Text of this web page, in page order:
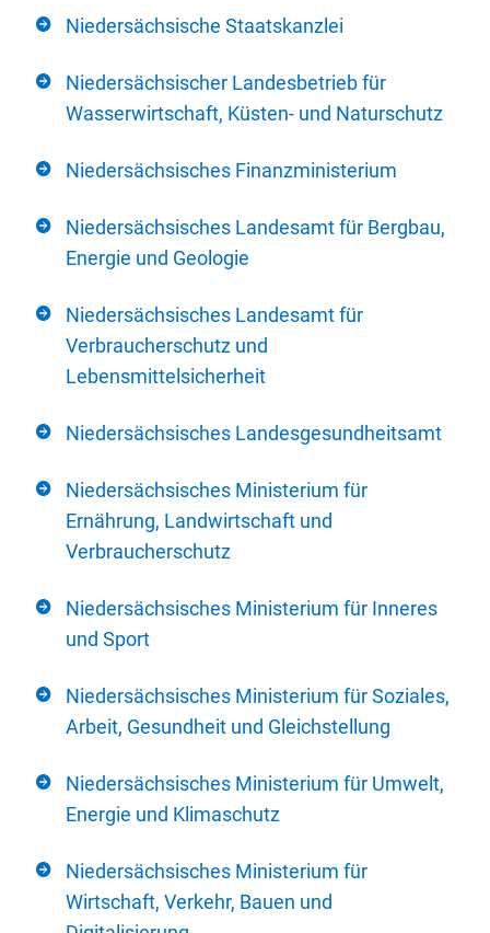
Niedersächsische Staatskanzlei
Niedersächsischer Landesbetrieb für
Wasserwirtschaft, Küsten- und Naturschutz
Niedersächsisches Finanzministerium
Niedersächsisches Landesamt für Bergbau,
Energie und Geologie
Niedersächsisches Landesamt für
Verbraucherschutz und
Lebensmittelsicherheit
Niedersächsisches Landesgesundheitsamt
Niedersächsisches Ministerium für
Ernährung, Landwirtschaft und
Verbraucherschutz
Niedersächsisches Ministerium für Inneres
und Sport
Niedersächsisches Ministerium für Soziales,
Arbeit, Gesundheit und Gleichstellung
Niedersächsisches Ministerium für Umwelt,
Energie und Klimaschutz
Niedersächsisches Ministerium für
Wirtschaft, Verkehr, Bauen und